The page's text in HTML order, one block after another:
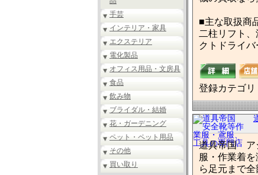
手芸
インテリア・家具
エクステリア
電化製品
オフィス用品・文房具
食品
飲み物
ブライダル・結婚
花・ガーデニング
ペット・ペット用品
その他
買い取り
■主な取扱商
二柱リフト
クトドライ
登録カテゴリ
道具帝国 ア
服・作業着
ら足元まで